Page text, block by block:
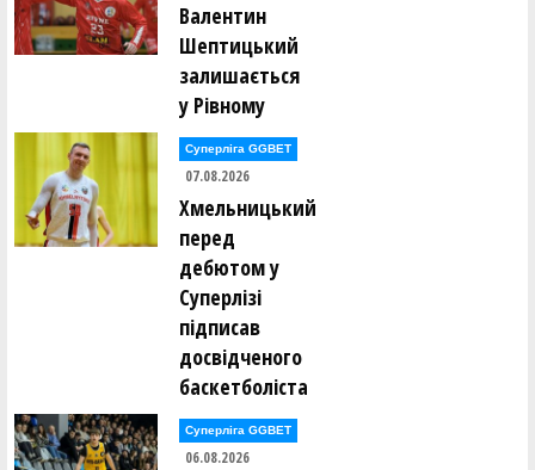
Валентин
Шептицький
залишається
у Рівному
Суперліга GGBET
07.08.2026
Хмельницький
перед
дебютом у
Суперлізі
підписав
досвідченого
баскетболіста
Суперліга GGBET
06.08.2026